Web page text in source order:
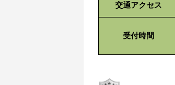
交通アクセス
受付時間